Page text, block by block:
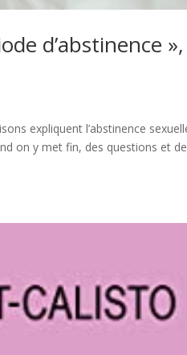
d’abstinence
expliquent l’abstinence
on y met fin, des questions et